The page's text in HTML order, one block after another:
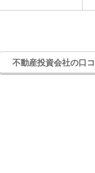
不動産投資会社の口